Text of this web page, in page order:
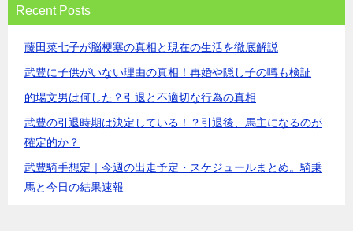
Recent Posts
藤田菜七子が脳梗塞の真相と現在の生活を徹底解説
武豊に子供がいない理由の真相！再婚や隠し子の噂も検証
的場文男は何した？引退と不適切な行為の真相
武豊の引退時期は決定している！？引退後、馬主になるのが
確定的か？
武豊騎手想定｜今週の出走予定・スケジュールまとめ。騎乗
馬と今日の結果速報